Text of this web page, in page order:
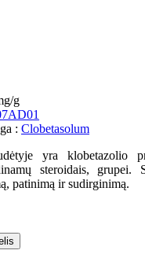
g
: Clobetasolum
yra klobetazolio
steroidais, grupei.
patinimą ir sudirginimą.